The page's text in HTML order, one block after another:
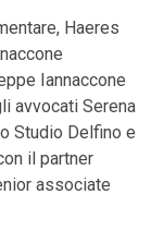
Haeres
Iannaccone
avvocati Serena
Studio Delfino e
il partner
associate